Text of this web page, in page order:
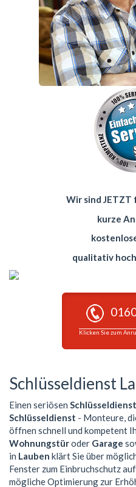
Wir sind JETZT
kurze
qualitativ
Klicken Sie zum
Schlüsseldienst
Einen seriösen Schlüsseldienst
Schlüsseldienst - Monteure,
öffnen schnell und kompetent
Wohnungstüroder Garage
in Lauben klärt Sie über
Fenster zum Einbruchschutz
mögliche Optimierung zur